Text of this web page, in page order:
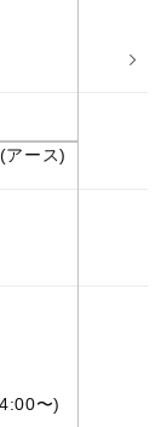
アース)
〜)